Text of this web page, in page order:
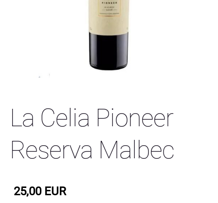
La Celia Pioneer
Reserva Malbec
25,00 EUR